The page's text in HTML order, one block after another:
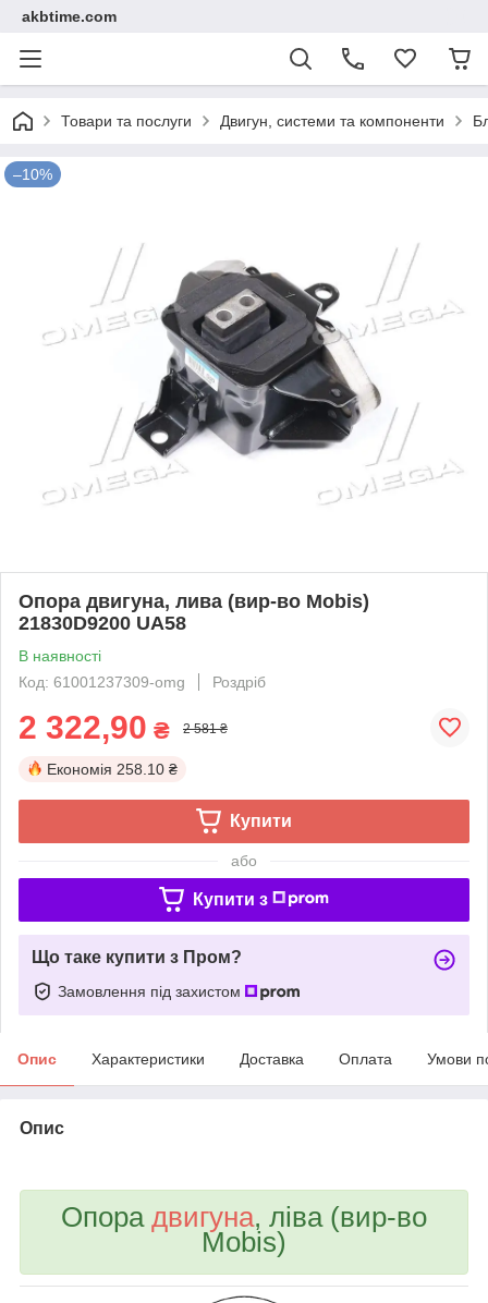
akbtime.com
Товари та послуги Двигун, системи та компоненти
–10%
Опора двигуна, лива (вир-во Mobis)
21830D9200 UA58
В наявності
Код: 61001237309-omg
Роздріб
2 322,90 ₴ 2 581 ₴
Економія 258.10 ₴
Купити
або
Купити з
Що таке купити з Пром?
Замовлення під захистом
Опис Характеристики Доставка Оплата Умови
Опис
Опора двигуна, ліва (вир-во
Mobis)